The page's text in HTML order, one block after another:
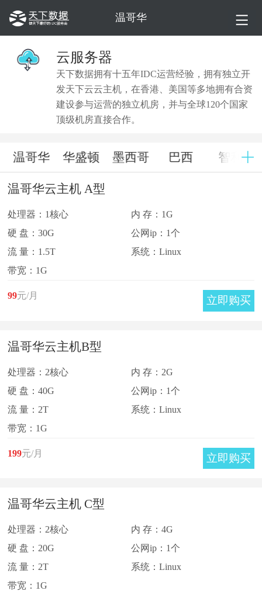
温哥华
云服务器
天下数据拥有十五年IDC运营经验，拥有独立开
发天下云云主机，在香港、美国等多地拥有合资
建设参与运营的独立机房，并与全球120个国家
顶级机房直接合作。
温哥华 华盛顿 墨西哥 巴西 智利
温哥华云主机 A型
处理器：1核心
硬 盘：30G
流 量：1.5T
带宽：1G
内 存：1G
公网ip：1个
系统：Linux
99元/月 立即购买
温哥华云主机B型
处理器：2核心
硬 盘：40G
流 量：2T
带宽：1G
内 存：2G
公网ip：1个
系统：Linux
199元/月 立即购买
温哥华云主机 C型
处理器：2核心
硬 盘：20G
流 量：2T
带宽：1G
内 存：4G
公网ip：1个
系统：Linux